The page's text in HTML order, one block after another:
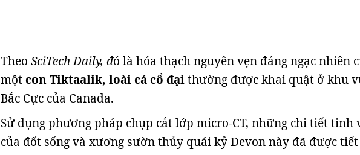
Theo SciTech Daily, đó là hóa thạch nguyên vẹn đáng ngạc nhiên
một con Tiktaalik, loài cá cổ đạithường được khai quật ở khu
Bắc Cực của Canada.
Sử dụng phương pháp chụp cắt lớp micro-CT, những chi tiết tinh
của đốt sống và xương sườn thủy quái kỷ Devon này đã được